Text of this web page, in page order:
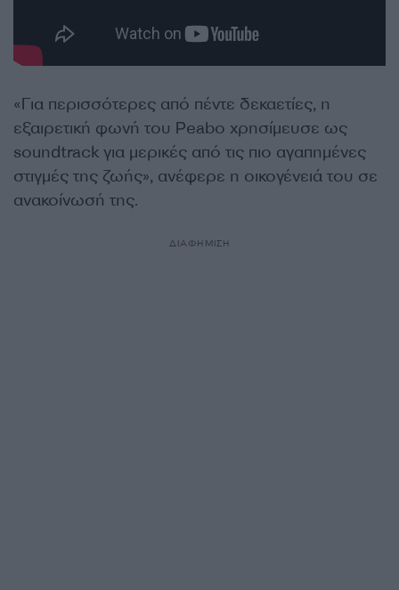
«Για περισσότερες από πέντε δεκαετίες, η
εξαιρετική φωνή του Peabo χρησίμευσε ως
soundtrack για μερικές από τις πιο αγαπημένες
στιγμές της ζωής», ανέφερε η οικογένειά του σε
ανακοίνωσή της.
ΔΙΑΦΗΜΙΣΗ